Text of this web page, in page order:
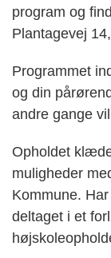
program og
Plantagevej
Programmet
og din
andre gange
Opholdet
muligheder
Kommune.
deltaget i et